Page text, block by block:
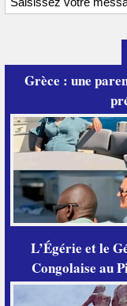
Grèce : une
L’Égérie et le
Congolaise au